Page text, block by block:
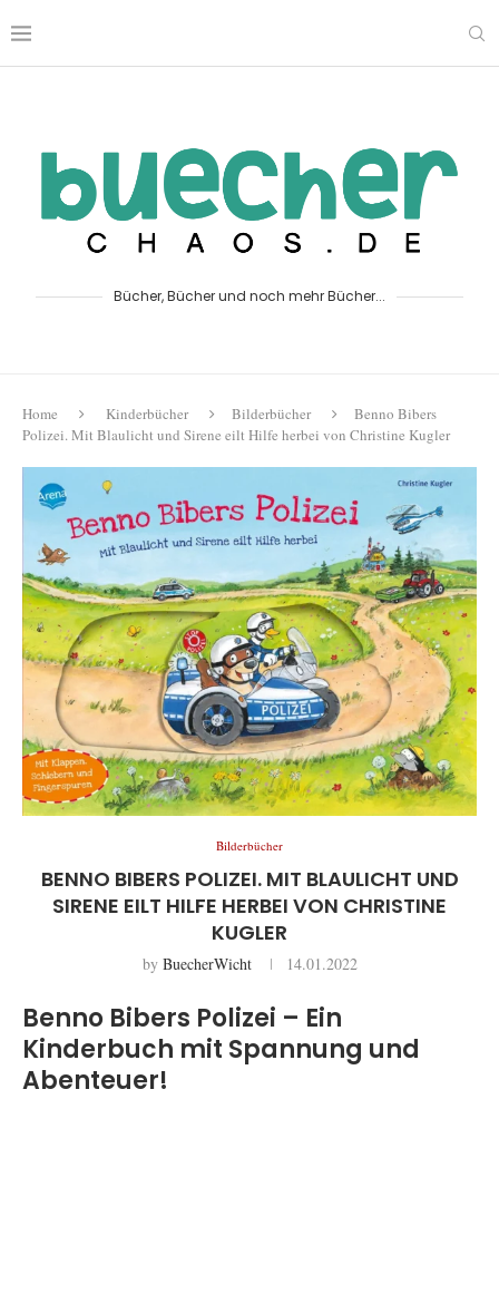
Bücher, Bücher und noch mehr Bücher...
Home Kinderbücher Bilderbücher
Benno Bibers
Polizei. Mit Blaulicht und Sirene eilt Hilfe herbei von Christine Kugler
Bilderbücher
BENNO BIBERS POLIZEI. MIT BLAULICHT UND
SIRENE EILT HILFE HERBEI VON CHRISTINE
KUGLER
by BuecherWicht 14.01.2022
Benno Bibers Polizei – Ein
Kinderbuch mit Spannung und
Abenteuer!